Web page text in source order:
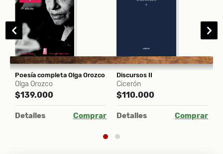
Poesía completa Olga Orozco
Olga Orozco
$139.000
Detalles Comprar
Discursos II
Cicerón
$110.000
Detalles Comprar